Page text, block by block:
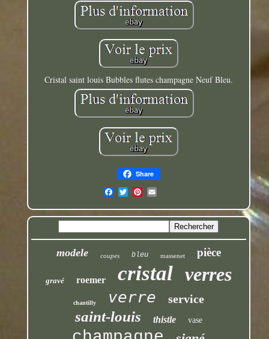
Cristal saint louis Bubbles flutes champagne Neuf Bleu.
Share
modele coupes bleu massenet pièce
gravé roemer cristal verres
chantilly verre service
saint-louis thistle vase